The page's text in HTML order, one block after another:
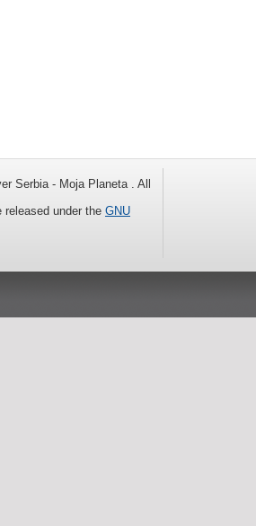
Serbia - Moja Planeta . All
released under the GNU